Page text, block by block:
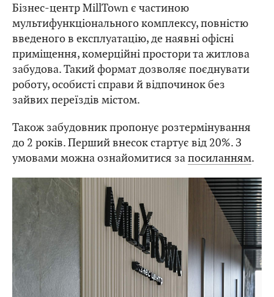
Бізнес-центр MillTown є частиною
мультифункціонального комплексу, повністю
введеного в експлуатацію, де наявні офісні
приміщення, комерційні простори та житлова
забудова. Такий формат дозволяє поєднувати
роботу, особисті справи й відпочинок без
зайвих переїздів містом.
Також забудовник пропонує розтермінування
до 2 років. Перший внесок стартує від 20%. З
умовами можна ознайомитися запосиланням.